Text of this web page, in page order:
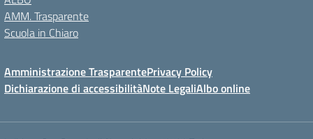
AMM. Trasparente
Scuola in Chiaro
Amministrazione TrasparentePrivacy Policy
Dichiarazione di accessibilitàNote LegaliAlbo online